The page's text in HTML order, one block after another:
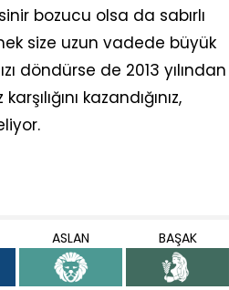
bozucu olsa da sabırlı
size uzun vadede büyük
döndürse de 2013 yılından
kazandığınız,
ASLAN BAŞAK